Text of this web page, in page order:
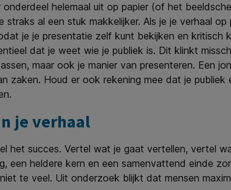
helemaal uit op papier (of het
al een stuk makkelijker. Als je je verhaal
je je presentatie zelf kunt bekijken en
dat je weet wie je publiek is. Dit klinkt
maar ook je manier van presenteren. Een
zaken. Houd er ook rekening mee dat je
je verhaal
het succes. Vertel wat je gaat vertellen, vertel
een heldere kern en een samenvattend einde
te veel. Uit onderzoek blijkt dat mensen